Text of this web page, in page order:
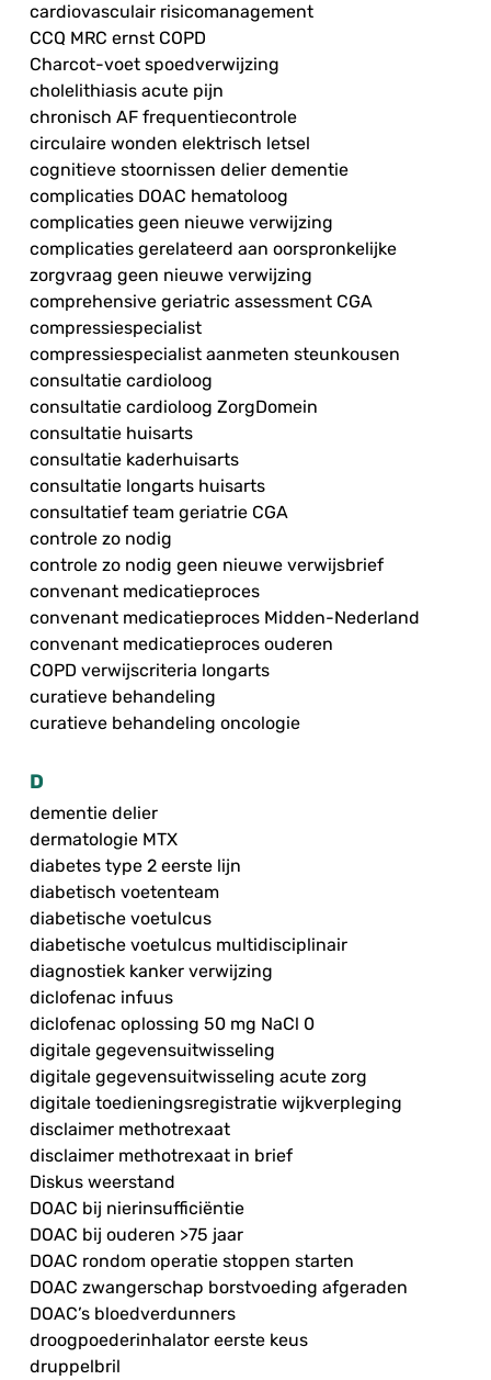
cardiovasculair risicomanagement
CCQ MRC ernst COPD
Charcot-voet spoedverwijzing
cholelithiasis acute pijn
chronisch AF frequentiecontrole
circulaire wonden elektrisch letsel
cognitieve stoornissen delier dementie
complicaties DOAC hematoloog
complicaties geen nieuwe verwijzing
complicaties gerelateerd aan oorspronkelijke
zorgvraag geen nieuwe verwijzing
comprehensive geriatric assessment CGA
compressiespecialist
compressiespecialist aanmeten steunkousen
consultatie cardioloog
consultatie cardioloog ZorgDomein
consultatie huisarts
consultatie kaderhuisarts
consultatie longarts huisarts
consultatief team geriatrie CGA
controle zo nodig
controle zo nodig geen nieuwe verwijsbrief
convenant medicatieproces
convenant medicatieproces Midden-Nederland
convenant medicatieproces ouderen
COPD verwijscriteria longarts
curatieve behandeling
curatieve behandeling oncologie
D
dementie delier
dermatologie MTX
diabetes type 2 eerste lijn
diabetisch voetenteam
diabetische voetulcus
diabetische voetulcus multidisciplinair
diagnostiek kanker verwijzing
diclofenac infuus
diclofenac oplossing 50 mg NaCl 0
digitale gegevensuitwisseling
digitale gegevensuitwisseling acute zorg
digitale toedieningsregistratie wijkverpleging
disclaimer methotrexaat
disclaimer methotrexaat in brief
Diskus weerstand
DOAC bij nierinsufficiëntie
DOAC bij ouderen >75 jaar
DOAC rondom operatie stoppen starten
DOAC zwangerschap borstvoeding afgeraden
DOAC’s bloedverdunners
droogpoederinhalator eerste keus
druppelbril